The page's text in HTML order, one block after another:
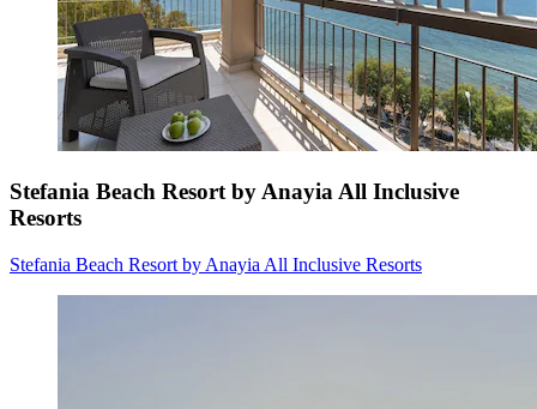
Stefania Beach Resort by Anayia All Inclusive
Resorts
Stefania Beach Resort by Anayia All Inclusive Resorts